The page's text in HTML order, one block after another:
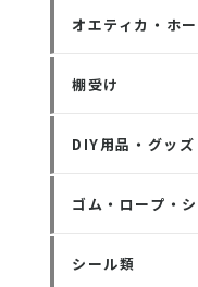
オエティカ・ホ
棚受け
DIY用品・グッズ
ゴム・ロープ・
シール類